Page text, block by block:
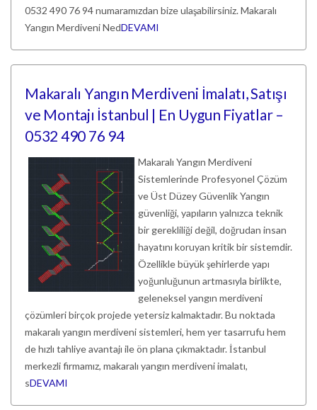
0532 490 76 94 numaramızdan bize ulaşabilirsiniz. Makaralı
Yangın Merdiveni NedDEVAMI
Makaralı Yangın Merdiveni İmalatı, Satışı
ve Montajı İstanbul | En Uygun Fiyatlar –
0532 490 76 94
Makaralı Yangın Merdiveni
Sistemlerinde Profesyonel Çözüm
ve Üst Düzey Güvenlik Yangın
güvenliği, yapıların yalnızca teknik
bir gerekliliği değil, doğrudan insan
hayatını koruyan kritik bir sistemdir.
Özellikle büyük şehirlerde yapı
yoğunluğunun artmasıyla birlikte,
geleneksel yangın merdiveni
çözümleri birçok projede yetersiz kalmaktadır. Bu noktada
makaralı yangın merdiveni sistemleri, hem yer tasarrufu hem
de hızlı tahliye avantajı ile ön plana çıkmaktadır. İstanbul
merkezli firmamız, makaralı yangın merdiveni imalatı,
sDEVAMI